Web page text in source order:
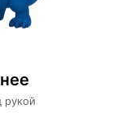
рукой